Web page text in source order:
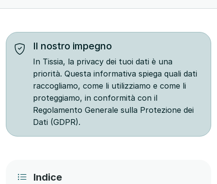
Il nostro impegno
In Tissia, la privacy dei tuoi dati è una
priorità. Questa informativa spiega quali dati
raccogliamo, come li utilizziamo e come li
proteggiamo, in conformità con il
Regolamento Generale sulla Protezione dei
Dati (GDPR).
Indice